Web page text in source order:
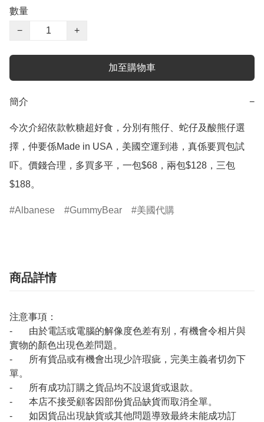
數量
−
+
加至購物車
簡介 −
今次介紹依款軟糖超好食，分別有熊仔、蛇仔及酸熊仔選
擇，仲要係Made in USA，美國空運到港，真係要買包試
吓。價錢合理，多買多平，一包$68，兩包$128，三包
$188。
Albanese GummyBear 美國代購
商品詳情
注意事項：
- 由於電話或電腦的解像度色差有别，有機會令相片與
實物的顏色出現色差問題。
- 所有貨品或有機會出現少許瑕疵，完美主義者切勿下
單。
- 所有成功訂購之貨品均不設退貨或退款。
- 本店不接受顧客因部份貨品缺貨而取消全單。
- 如因貨品出現缺貨或其他問題導致最終未能成功訂